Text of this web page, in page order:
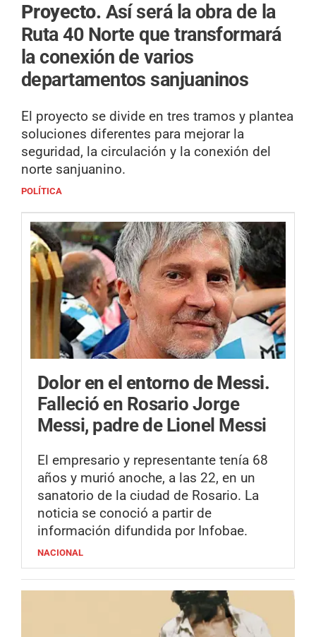
Proyecto. Así será la obra de la
Ruta 40 Norte que transformará
la conexión de varios
departamentos sanjuaninos
El proyecto se divide en tres tramos y plantea
soluciones diferentes para mejorar la
seguridad, la circulación y la conexión del
norte sanjuanino.
POLÍTICA
Dolor en el entorno de Messi.
Falleció en Rosario Jorge
Messi, padre de Lionel Messi
El empresario y representante tenía 68
años y murió anoche, a las 22, en un
sanatorio de la ciudad de Rosario. La
noticia se conoció a partir de
información difundida por Infobae.
NACIONAL